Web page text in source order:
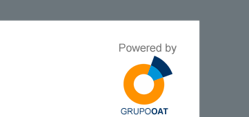
Adherencia –
Cronicidad –
Adherencia – Cronicidad – Pacientes